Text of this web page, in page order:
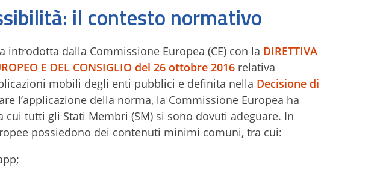
il contesto normativo
introdotta dalla Commissione Europea (CE) con la DIRETTIVA
E DEL CONSIGLIO del 26 ottobre 2016 relativa
mobili degli enti pubblici e definita nella Decisione di
l’applicazione della norma, la Commissione Europea ha
tutti gli Stati Membri (SM) si sono dovuti adeguare. In
possiedono dei contenuti minimi comuni, tra cui: